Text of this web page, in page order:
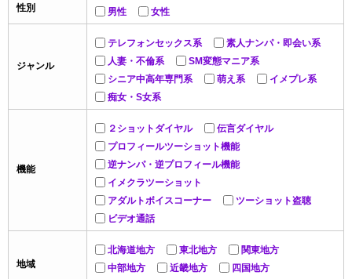
性別 男性 女性
ジャンル
テレフォンセックス系
素人ナンパ・即会い系
人妻・不倫系
SM変態マニア系
シニア中高年専門系
萌え系
イメプレ系
痴女・S女系
機能
２ショットダイヤル
伝言ダイヤル
プロフィールツーショット機能
逆ナンパ・逆プロフィール機能
イメクラツーショット
アダルトボイスコーナー
ツーショット盗聴
ビデオ通話
地域
北海道地方 東北地方
関東地方
中部地方
近畿地方
四国地方